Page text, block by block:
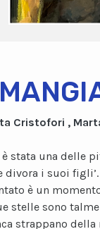
Cristofori ,
stata una delle
divora i suoi figli’.
è un
stelle sono
strappano